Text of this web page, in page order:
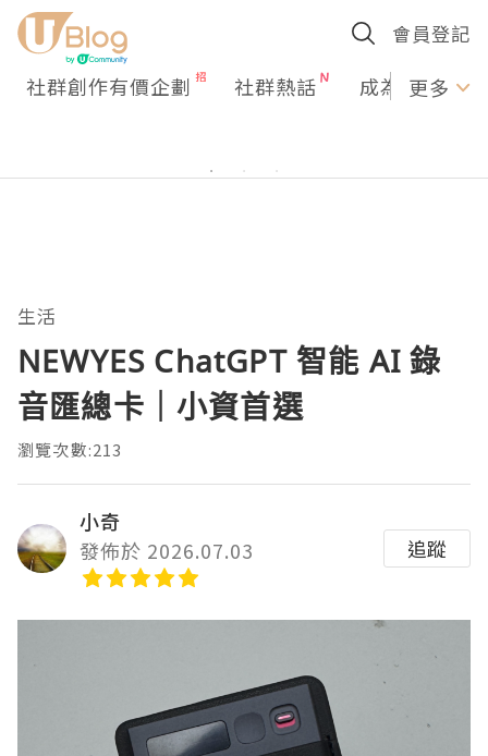
會員登記
社群創作有價企劃 社群熱話 成為U更多
生活
NEWYES ChatGPT 智能 AI 錄
音匯總卡｜小資首選
瀏覽次數:213
小奇
發佈於 2026.07.03
追蹤